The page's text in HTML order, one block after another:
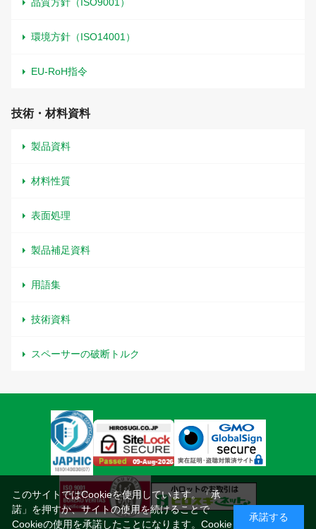
環境方針（ISO14001）
EU-RoH指令
技術・材料資料
製品資料
材料性質
表面処理
製品補足資料
用語集
技術資料
スペーサーの破断トルク
このサイトではCookieを使用しています。「承
諾」を押すか、サイトの使用を続けることで
Cookieの使用を承諾したことになります。 Cookie
承諾する